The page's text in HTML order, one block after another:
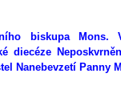
biskupa Mons.
diecéze
Nanebevzetí Panny